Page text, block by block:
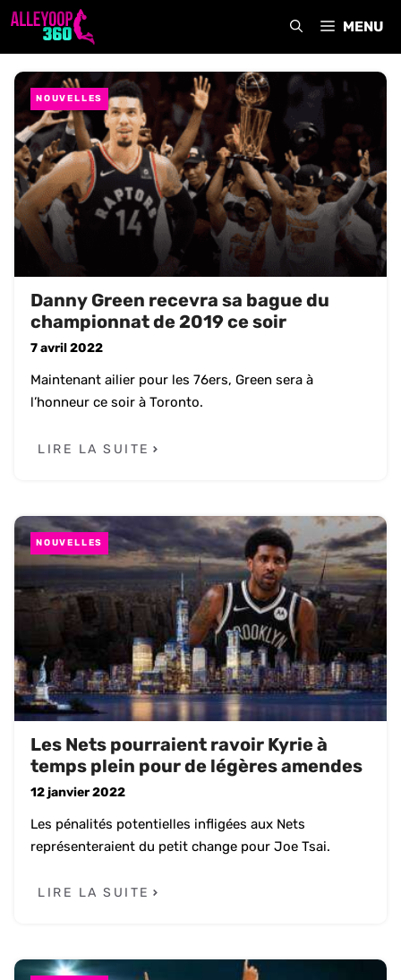
Aller
MENU
NOUVELLES
Danny Green recevra sa bague du
championnat de 2019 ce soir
7 avril 2022
Maintenant ailier pour les 76ers, Green sera à
l’honneur ce soir à Toronto.
LIRE LA SUITE
NOUVELLES
Les Nets pourraient ravoir Kyrie à
temps plein pour de légères amendes
12 janvier 2022
Les pénalités potentielles infligées aux Nets
représenteraient du petit change pour Joe Tsai.
LIRE LA SUITE